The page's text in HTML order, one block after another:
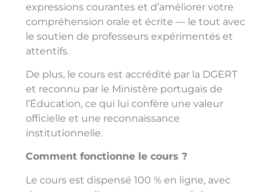
expressions courantes et d’améliorer votre
compréhension orale et écrite — le tout avec
le soutien de professeurs expérimentés et
attentifs.
De plus, le cours est accrédité par la DGERT
et reconnu par le Ministère portugais de
l’Éducation, ce qui lui confère une valeur
officielle et une reconnaissance
institutionnelle.
Comment fonctionne le cours ?
Le cours est dispensé 100 % en ligne, avec